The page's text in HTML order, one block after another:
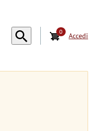
0
s
Accedi